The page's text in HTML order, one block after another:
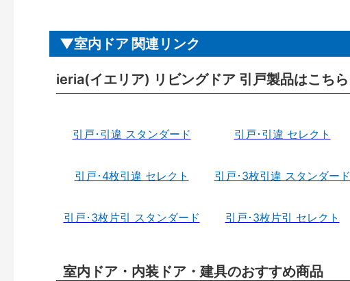
室内ドア 関連リンク
ieria(イエリア) リビングドア 引戸製品はこちら
引戸･引違 スタンダード 引戸･引違 セレクト
引戸･4枚引違 セレクト 引戸･3枚引違 スタンダード
引戸･3枚片引 スタンダード 引戸･3枚片引 セレクト
室内ドア・内装ドア・建具のおすすめ商品